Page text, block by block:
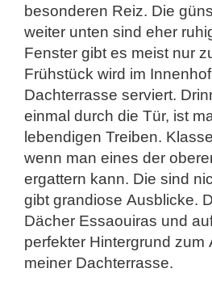
besonderen Reiz. Die
weiter unten sind eher
Fenster gibt es meist nur
Frühstück wird im
Dachterrasse serviert.
einmal durch die Tür, ist
lebendigen Treiben.
wenn man eines der
ergattern kann. Die sind
gibt grandiose Ausblicke.
Dächer Essaouiras und
perfekter Hintergrund zum
meiner Dachterrasse.